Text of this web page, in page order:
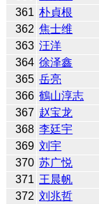
361 朴貞根
362 焦士维
363 汪洋
364 徐泽鑫
365 岳亮
366 鶴山淳志
367 赵宝龙
368 李廷宇
369 刘宇
370 苏广悦
371 王晨帆
372 刘兆哲